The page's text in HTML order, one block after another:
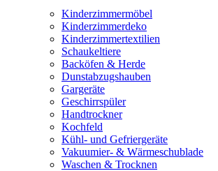
Kinderzimmermöbel
Kinderzimmerdeko
Kinderzimmertextilien
Schaukeltiere
Backöfen & Herde
Dunstabzugshauben
Gargeräte
Geschirrspüler
Handtrockner
Kochfeld
Kühl- und Gefriergeräte
Vakuumier- & Wärmeschublade
Waschen & Trocknen